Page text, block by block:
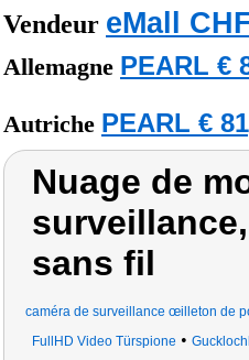
Vendeur eMall
Allemagne PEARL €
Autriche PEARL €
Nuage de
sans fil
caméra de surveillance œilleton de
FullHD Video Türspione •